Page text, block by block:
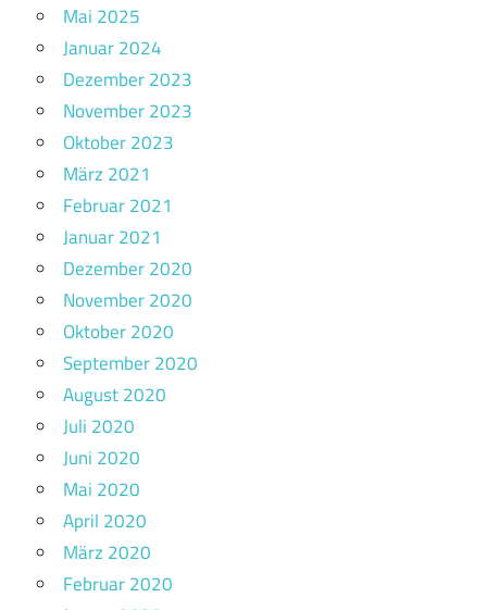
Mai 2025
Januar 2024
Dezember 2023
November 2023
Oktober 2023
März 2021
Februar 2021
Januar 2021
Dezember 2020
November 2020
Oktober 2020
September 2020
August 2020
Juli 2020
Juni 2020
Mai 2020
April 2020
März 2020
Februar 2020